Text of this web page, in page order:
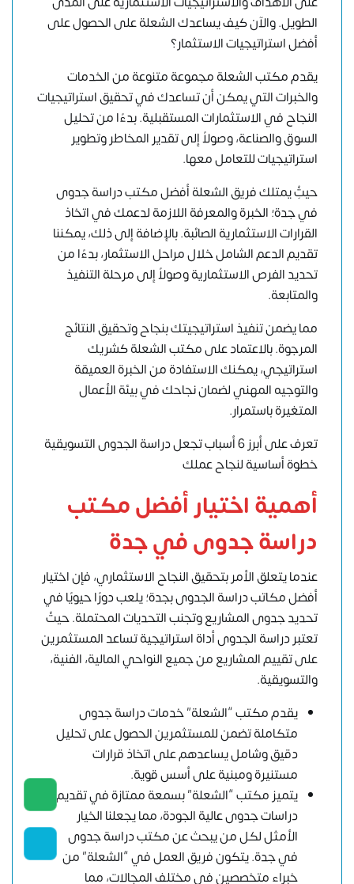
الطويل. والآن كيف يساعدك الشعلة على الحصول على
أفضل استراتيجيات الاستثمار؟
يقدم مكتب الشعلة مجموعة متنوعة من الخدمات
والخبرات التي يمكن أن تساعدك في تحقيق استراتيجيات
النجاح في الاستثمارات المستقبلية. بدءًا من تحليل
السوق والصناعة، وصولاً إلى تقدير المخاطر وتطوير
استراتيجيات للتعامل معها.
حيثُِ يمتلك فريق الشعلة أفضل مكتب دراسة جدوى
في جدة؛ الخبرة والمعرفة اللازمة لدعمك في اتخاذ
القرارات الاستثمارية الصائبة. بالإضافة إلى ذلك، يمكننا
تقديم الدعم الشامل خلال مراحل الاستثمار، بدءًا من
تحديد الفرص الاستثمارية وصولاً إلى مرحلة التنفيذ
والمتابعة.
مما يضمن تنفيذ استراتيجيتك بنجاح وتحقيق النتائج
المرجوة. بالاعتماد علىمكتب الشعلةكشريك
استراتيجي، يمكنك الاستفادة من الخبرة العميقة
والتوجيه المهني لضمان نجاحك في بيئة الأعمال
المتغيرة باستمرار.
تعرف على أبرز 6 أسباب تجعل دراسة الجدوى التسويقية
خطوة أساسية لنجاح عملك
أهمية اختيار أفضل مكتب
دراسة جدوى في جدة
عندما يتعلق الأمر بتحقيق النجاح الاستثماري، فإن اختيار
أفضل مكاتب دراسة الجدوى بجدة؛ يلعب دورًا حيويًا في
تحديد جدوى المشاريع وتجنب التحديات المحتملة. حيثُ
تعتبر دراسة الجدوى أداة استراتيجية تساعد المستثمرين
على تقييم المشاريع من جميع النواحي المالية، الفنية،
والتسويقية.
يقدم مكتب “الشعلة” خدمات دراسة جدوى
متكاملة تضمن للمستثمرين الحصول على تحليل
دقيق وشامل يساعدهم على اتخاذ قرارات
مستنيرة ومبنية على أسس قوية.
يتميز مكتب “الشعلة” بسمعة ممتازة في تقديم
دراسات جدوى عالية الجودة، مما يجعلنا الخيار
الأمثل لكل من يبحث عن مكتب دراسة جدوى
في جدة. يتكون فريق العمل في “الشعلة” من
خبراء متخصصين في مختلف المجالات، مما